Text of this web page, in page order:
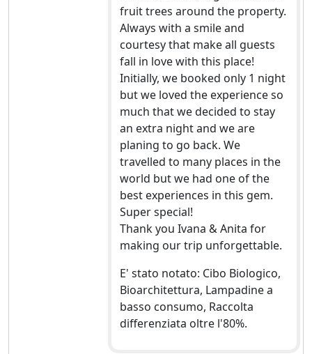
fruit trees around the property.
Always with a smile and
courtesy that make all guests
fall in love with this place!
Initially, we booked only 1 night
but we loved the experience so
much that we decided to stay
an extra night and we are
planing to go back. We
travelled to many places in the
world but we had one of the
best experiences in this gem.
Super special!
Thank you Ivana & Anita for
making our trip unforgettable.
E' stato notato: Cibo Biologico,
Bioarchitettura, Lampadine a
basso consumo, Raccolta
differenziata oltre l'80%.